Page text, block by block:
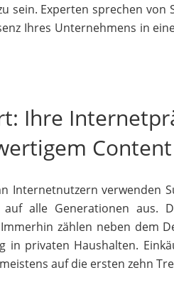
sein. Experten sprechen von
Ihres Unternehmens in
Ihre
Content
Internetnutzern verwenden
alle Generationen aus.
zählen neben dem
in privaten Haushalten.
auf die ersten zehn